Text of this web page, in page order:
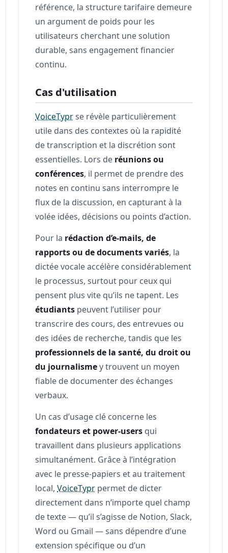
référence, la structure tarifaire demeure
un argument de poids pour les
utilisateurs cherchant une solution
durable, sans engagement financier
continu.
Cas d'utilisation
VoiceTyprse révèle particulièrement
utile dans des contextes où la rapidité
de transcription et la discrétion sont
essentielles. Lors de réunions ou
conférences, il permet de prendre des
notes en continu sans interrompre le
flux de la discussion, en capturant à la
volée idées, décisions ou points d’action.
Pour la rédaction d’e-mails, de
rapports ou de documents variés, la
dictée vocale accélère considérablement
le processus, surtout pour ceux qui
pensent plus vite qu’ils ne tapent. Les
étudiants peuvent l’utiliser pour
transcrire des cours, des entrevues ou
des idées de recherche, tandis que les
professionnels de la santé, du droit ou
du journalismey trouvent un moyen
fiable de documenter des échanges
verbaux.
Un cas d’usage clé concerne les
fondateurs et power-users qui
travaillent dans plusieurs applications
simultanément. Grâce à l’intégration
avec le presse-papiers et au traitement
local,VoiceTypr permet de dicter
directement dans n’importe quel champ
de texte — qu’il s’agisse de Notion, Slack,
Word ou Gmail — sans dépendre d’une
extension spécifique ou d’un